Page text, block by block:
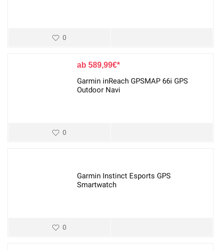
0
589,99€
Garmin inReach GPSMAP 66i GPS
Outdoor Navi
0
Garmin Instinct Esports GPS
Smartwatch
0